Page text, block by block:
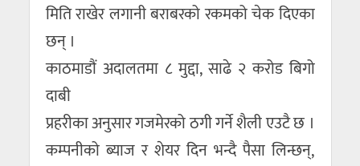
मिति राखेर लगानी बराबरको रकमको चेक दिएका
छन् ।
काठमाडौं अदालतमा ८ मुद्दा, साढे २ करोड बिगो
दाबी
प्रहरीका अनुसार गजमेरको ठगी गर्ने शैली एउटै छ ।
कम्पनीको ब्याज र शेयर दिन भन्दै पैसा लिन्छन्,